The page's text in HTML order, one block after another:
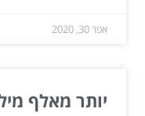
אפר 30, 2020
יותר מאלף